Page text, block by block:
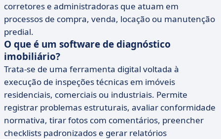
corretores e administradoras que atuam em
processos de compra, venda, locação ou manutenção
predial.
O que é um software de diagnóstico
imobiliário?
Trata-se de uma ferramenta digital voltada à
execução de inspeções técnicas em imóveis
residenciais, comerciais ou industriais. Permite
registrar problemas estruturais, avaliar conformidade
normativa, tirar fotos com comentários, preencher
checklists padronizados e gerar relatórios